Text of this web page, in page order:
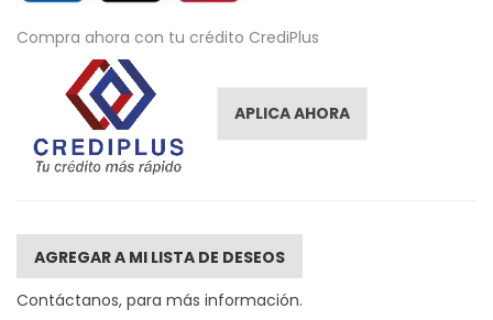
Compra ahora con tu crédito CrediPlus
APLICA AHORA
AGREGAR A MI LISTA DE DESEOS
Contáctanos, para más información.